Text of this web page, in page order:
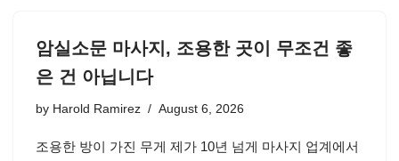
암실소문 마사지, 조용한 곳이 무조건 좋
은 건 아닙니다
by Harold Ramirez August 6, 2026
조용한 방이 가진 무게 제가 10년 넘게 마사지 업계에서